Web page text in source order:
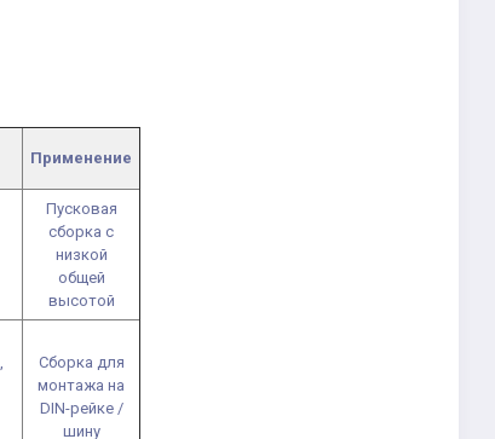
Применение
Пусковая
сборка с
низкой
общей
высотой
Сборка для
монтажа на
DIN-рейке /
шину